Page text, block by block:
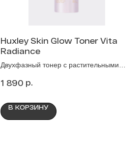
Huxley Skin Glow Toner Vita
Radiance
Двухфазный тонер с растительными
1 890 р.
В КОРЗИНУ